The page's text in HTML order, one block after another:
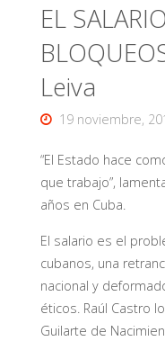
EL
Leiva
19 noviembre,
“El Estado hace
que trabajo”,
años en Cuba.
El salario es el
cubanos, una
nacional y
éticos. Raúl Castro
Guilarte de